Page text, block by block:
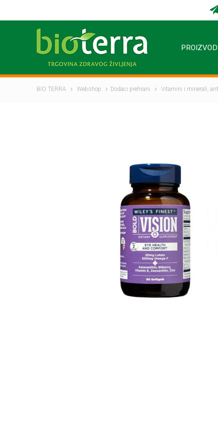
BIO TERRA Webshop Dodaci prehrani Vitamini i minerali,